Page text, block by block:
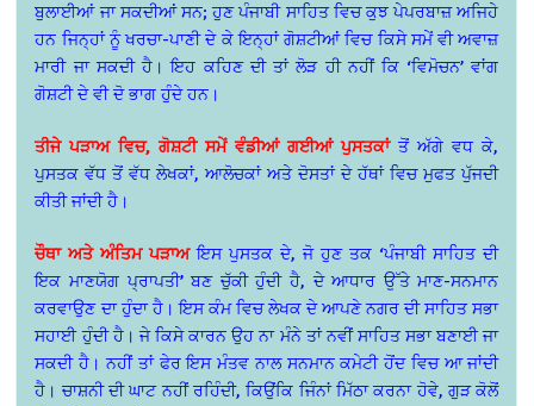
ਬੁਲਾਈਆਂ ਜਾ ਸਕਦੀਆਂ ਸਨ; ਹੁਣ ਪੰਜਾਬੀ ਸਾਹਿਤ ਵਿਚ ਕੁਝ ਪੇਪਰਬਾਜ਼ ਅਜਿਹੇ
ਹਨ ਜਿਨ੍ਹਾਂ ਨੂੰ ਖਰਚਾ-ਪਾਣੀ ਦੇ ਕੇ ਇਨ੍ਹਾਂ ਗੋਸ਼ਟੀਆਂ ਵਿਚ ਕਿਸੇ ਸਮੇਂ ਵੀ ਅਵਾਜ਼
ਮਾਰੀ ਜਾ ਸਕਦੀ ਹੈ। ਇਹ ਕਹਿਣ ਦੀ ਤਾਂ ਲੋੜ ਹੀ ਨਹੀਂ ਕਿ ‘ਵਿਮੋਚਨ’ ਵਾਂਗ
ਗੋਸ਼ਟੀ ਦੇ ਵੀ ਦੋ ਭਾਗ ਹੁੰਦੇ ਹਨ।
ਤੀਜੇ ਪੜਾਅ ਵਿਚ, ਗੋਸ਼ਟੀ ਸਮੇਂ ਵੰਡੀਆਂ ਗਈਆਂ ਪੁਸਤਕਾਂਤੋਂ ਅੱਗੇ ਵਧ ਕੇ,
ਪੁਸਤਕ ਵੱਧ ਤੋਂ ਵੱਧ ਲੇਖਕਾਂ, ਆਲੋਚਕਾਂ ਅਤੇ ਦੋਸਤਾਂ ਦੇ ਹੱਥਾਂ ਵਿਚ ਮੁਫਤ ਪੁੱਜਦੀ
ਕੀਤੀ ਜਾਂਦੀ ਹੈ।
ਚੌਥਾ ਅਤੇ ਅੰਤਿਮ ਪੜਾਅਇਸ ਪੁਸਤਕ ਦੇ, ਜੋ ਹੁਣ ਤਕ ‘ਪੰਜਾਬੀ ਸਾਹਿਤ ਦੀ
ਇਕ ਮਾਣਯੋਗ ਪ੍ਰਾਪਤੀ’ ਬਣ ਚੁੱਕੀ ਹੁੰਦੀ ਹੈ, ਦੇ ਆਧਾਰ ਉੱਤੇ ਮਾਣ-ਸਨਮਾਨ
ਕਰਵਾਉਣ ਦਾ ਹੁੰਦਾ ਹੈ। ਇਸ ਕੰਮ ਵਿਚ ਲੇਖਕ ਦੇ ਆਪਣੇ ਨਗਰ ਦੀ ਸਾਹਿਤ ਸਭਾ
ਸਹਾਈ ਹੁੰਦੀ ਹੈ। ਜੇ ਕਿਸੇ ਕਾਰਨ ਉਹ ਨਾ ਮੰਨੇ ਤਾਂ ਨਵੀਂ ਸਾਹਿਤ ਸਭਾ ਬਣਾਈ ਜਾ
ਸਕਦੀ ਹੈ। ਨਹੀਂ ਤਾਂ ਫੇਰ ਇਸ ਮੰਤਵ ਨਾਲ ਸਨਮਾਨ ਕਮੇਟੀ ਹੋਂਦ ਵਿਚ ਆ ਜਾਂਦੀ
ਹੈ। ਚਾਸ਼ਨੀ ਦੀ ਘਾਟ ਨਹੀਂ ਰਹਿੰਦੀ, ਕਿਉਂਕਿ ਜਿੰਨਾਂ ਮਿੱਠਾ ਕਰਨਾ ਹੋਵੇ, ਗੁੜ ਕੋਲੋਂ